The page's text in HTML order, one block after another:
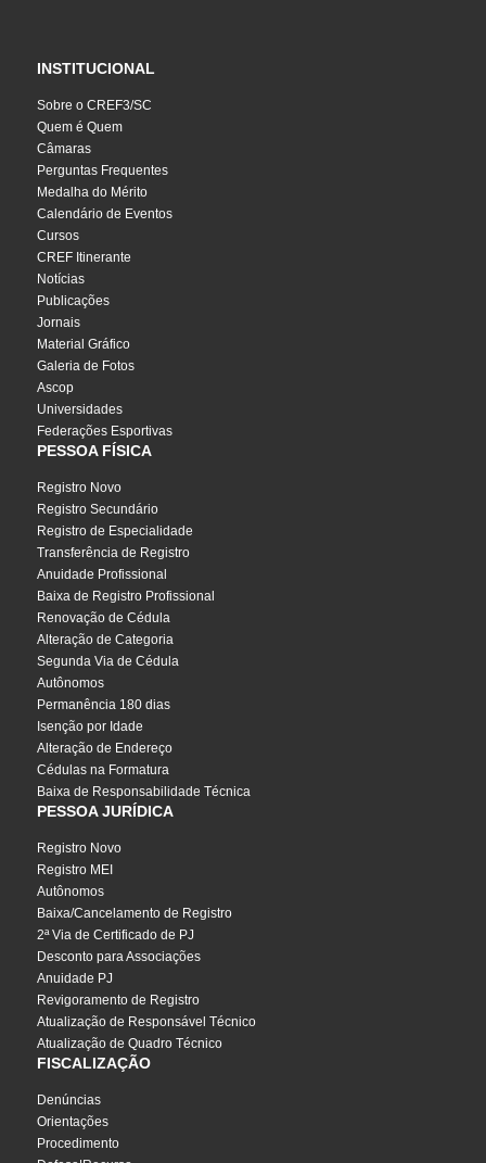
INSTITUCIONAL
Sobre o CREF3/SC
Quem é Quem
Câmaras
Perguntas Frequentes
Medalha do Mérito
Calendário de Eventos
Cursos
CREF Itinerante
Notícias
Publicações
Jornais
Material Gráfico
Galeria de Fotos
Ascop
Universidades
Federações Esportivas
PESSOA FÍSICA
Registro Novo
Registro Secundário
Registro de Especialidade
Transferência de Registro
Anuidade Profissional
Baixa de Registro Profissional
Renovação de Cédula
Alteração de Categoria
Segunda Via de Cédula
Autônomos
Permanência 180 dias
Isenção por Idade
Alteração de Endereço
Cédulas na Formatura
Baixa de Responsabilidade Técnica
PESSOA JURÍDICA
Registro Novo
Registro MEI
Autônomos
Baixa/Cancelamento de Registro
2ª Via de Certificado de PJ
Desconto para Associações
Anuidade PJ
Revigoramento de Registro
Atualização de Responsável Técnico
Atualização de Quadro Técnico
FISCALIZAÇÃO
Denúncias
Orientações
Procedimento